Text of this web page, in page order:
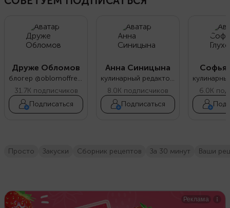
Друже Обломов
блогер @oblomoffrecipe
31.7K подписчиков
Подписаться
Анна Синицына
кулинарный редактор Food.ru
8.0K подписчиков
Подписаться
Софья
6.0K
просто закуски сборник рецептов за 30 минут ваши